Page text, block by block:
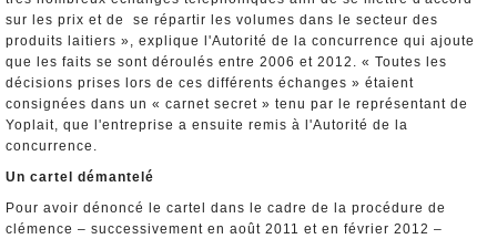
sur les prix et de se répartir les volumes dans le secteur des
produits laitiers », explique l'Autorité de la concurrence qui ajoute
que les faits se sont déroulés entre 2006 et 2012. « Toutes les
décisions prises lors de ces différents échanges » étaient
consignées dans un « carnet secret » tenu par le représentant de
Yoplait, que l'entreprise a ensuite remis à l'Autorité de la
concurrence.
Un cartel démantelé
Pour avoir dénoncé le cartel dans le cadre de la procédure de
clémence – successivement en août 2011 et en février 2012 –